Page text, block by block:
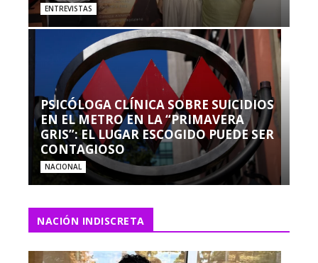
ENTREVISTAS
PSICÓLOGA CLÍNICA SOBRE SUICIDIOS
EN EL METRO EN LA “PRIMAVERA
GRIS”: EL LUGAR ESCOGIDO PUEDE SER
CONTAGIOSO
NACIONAL
NACIÓN INDISCRETA